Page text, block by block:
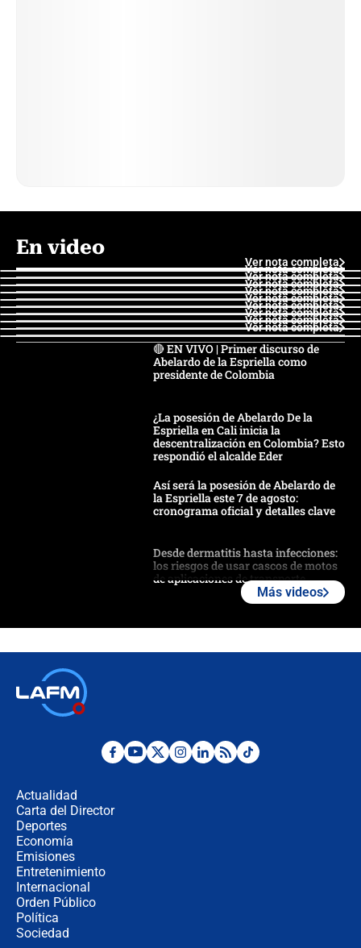
En video
Ver nota completa
Ver nota completa
Ver nota completa
Ver nota completa
Ver nota completa
Ver nota completa
Ver nota completa
Ver nota completa
Ver nota completa
Ver nota completa
🔴 EN VIVO | Primer discurso de
Abelardo de la Espriella como
presidente de Colombia
¿La posesión de Abelardo De la
Espriella en Cali inicia la
descentralización en Colombia? Esto
respondió el alcalde Eder
Así será la posesión de Abelardo de
la Espriella este 7 de agosto:
cronograma oficial y detalles clave
Desde dermatitis hasta infecciones:
los riesgos de usar cascos de motos
de aplicaciones de transporte
Posesión de Abelardo De La Espriella
Más videos
Actualidad
Carta del Director
Deportes
Economía
Emisiones
Entretenimiento
Internacional
Orden Público
Política
Sociedad